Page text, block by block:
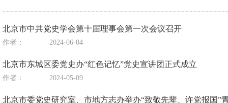
北京市中共党史学会第十届理事会第一次会议召开
作者： 2024-06-04
北京市东城区委党史办“红色记忆”党史宣讲团正式成立
作者： 2024-05-09
北京市委党史研究室、市地方志办举办“致敬先辈、许党报国”